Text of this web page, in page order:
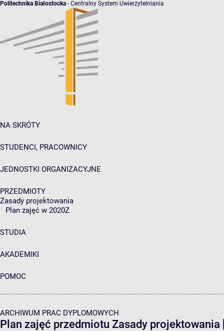
Politechnika Białostocka - Centralny System Uwierzytelniania
NA SKRÓTY
STUDENCI, PRACOWNICY
JEDNOSTKI ORGANIZACYJNE
PRZEDMIOTY
Zasady projektowania
Plan zajęć w 2020Z
STUDIA
AKADEMIKI
POMOC
ARCHIWUM PRAC DYPLOMOWYCH
Plan zajęć przedmiotu Zasady projektowania